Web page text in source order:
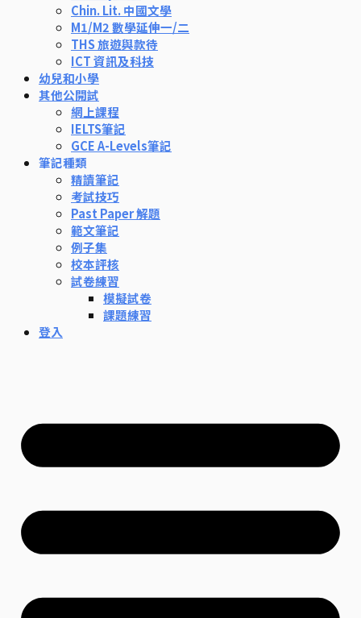
Chin. Lit. 中國文學
M1/M2 數學延伸一/二
THS 旅遊與款待
ICT 資訊及科技
幼兒和小學
其他公開試
網上課程
IELTS筆記
GCE A-Levels筆記
筆記種類
精讀筆記
考試技巧
Past Paper 解題
範文筆記
例子集
校本評核
試卷練習
模擬試卷
課題練習
登入